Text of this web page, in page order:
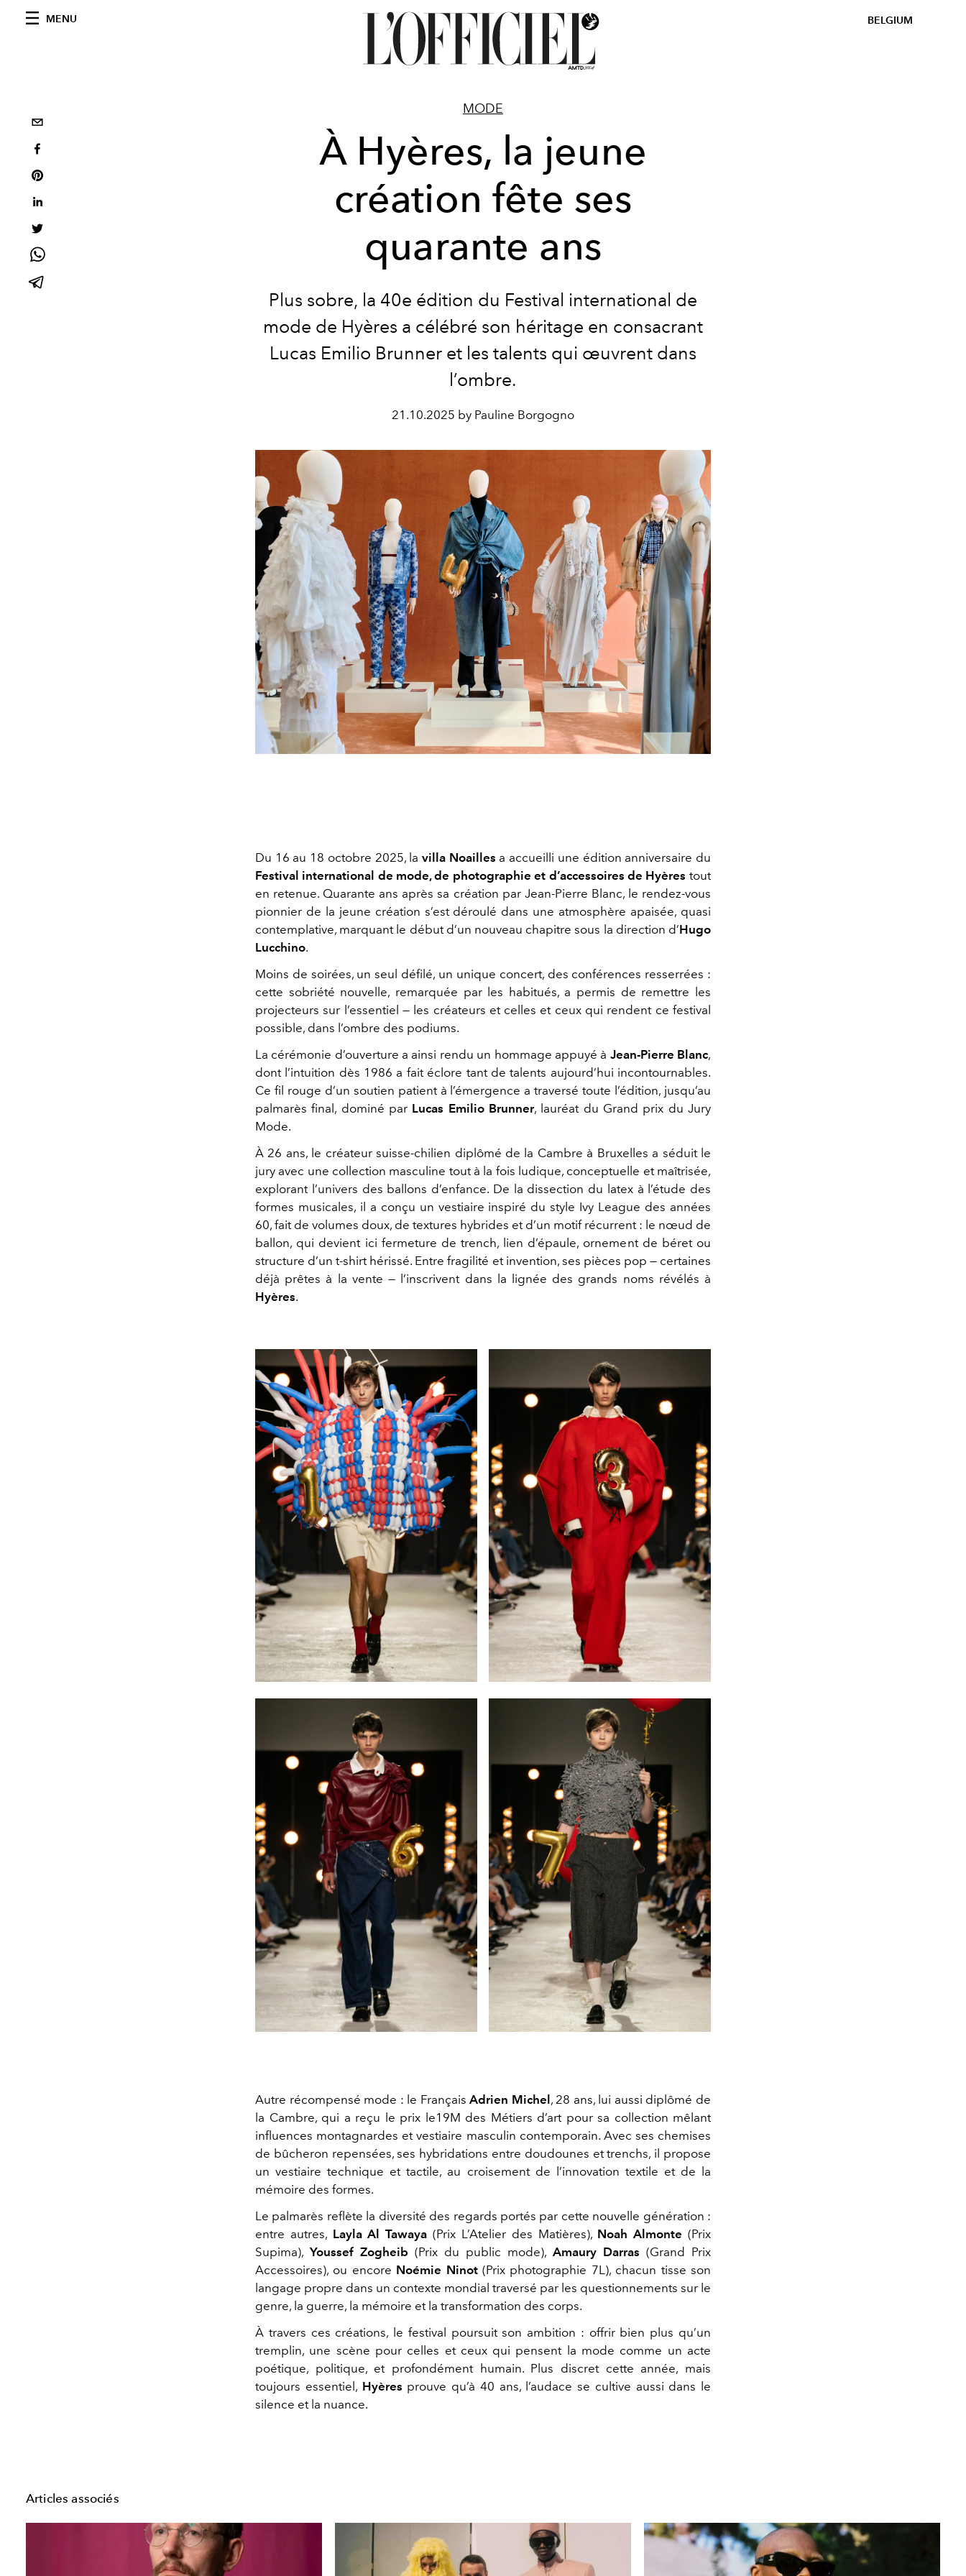
MENU BELGIUM
MODE
À Hyères, la jeune
création fête ses
quarante ans
Plus sobre, la 40e édition du Festival international de
mode de Hyères a célébré son héritage en consacrant
Lucas Emilio Brunner et les talents qui œuvrent dans
l’ombre.
21.10.2025 by Pauline Borgogno
Du 16 au 18 octobre 2025, la villa Noailles a accueilli une édition anniversaire du
Festival international de mode, de photographie et d’accessoires de Hyères tout
en retenue. Quarante ans après sa création par Jean-Pierre Blanc, le rendez-vous
pionnier de la jeune création s’est déroulé dans une atmosphère apaisée, quasi
contemplative, marquant le début d’un nouveau chapitre sous la direction d’Hugo
Lucchino.
Moins de soirées, un seul défilé, un unique concert, des conférences resserrées :
cette sobriété nouvelle, remarquée par les habitués, a permis de remettre les
projecteurs sur l’essentiel — les créateurs et celles et ceux qui rendent ce festival
possible, dans l’ombre des podiums.
La cérémonie d’ouverture a ainsi rendu un hommage appuyé à Jean-Pierre Blanc,
dont l’intuition dès 1986 a fait éclore tant de talents aujourd’hui incontournables.
Ce fil rouge d’un soutien patient à l’émergence a traversé toute l’édition, jusqu’au
palmarès final, dominé par Lucas Emilio Brunner, lauréat du Grand prix du Jury
Mode.
À 26 ans, le créateur suisse-chilien diplômé de la Cambre à Bruxelles a séduit le
jury avec une collection masculine tout à la fois ludique, conceptuelle et maîtrisée,
explorant l’univers des ballons d’enfance. De la dissection du latex à l’étude des
formes musicales, il a conçu un vestiaire inspiré du style Ivy League des années
60, fait de volumes doux, de textures hybrides et d’un motif récurrent : le nœud de
ballon, qui devient ici fermeture de trench, lien d’épaule, ornement de béret ou
structure d’un t-shirt hérissé. Entre fragilité et invention, ses pièces pop — certaines
déjà prêtes à la vente — l’inscrivent dans la lignée des grands noms révélés à
Hyères.
Autre récompensé mode : le FrançaisAdrien Michel , 28 ans, lui aussi diplômé de
la Cambre, qui a reçu le prix le19M des Métiers d’art pour sa collection mêlant
influences montagnardes et vestiaire masculin contemporain. Avec ses chemises
de bûcheron repensées, ses hybridations entre doudounes et trenchs, il propose
un vestiaire technique et tactile, au croisement de l’innovation textile et de la
mémoire des formes.
Le palmarès reflète la diversité des regards portés par cette nouvelle génération :
entre autres, Layla Al Tawaya (Prix L’Atelier des Matières), Noah Almonte(Prix
Supima), Youssef Zogheib (Prix du public mode), Amaury Darras (Grand Prix
Accessoires), ou encore Noémie Ninot(Prix photographie 7L), chacun tisse son
langage propre dans un contexte mondial traversé par les questionnements sur le
genre, la guerre, la mémoire et la transformation des corps.
À travers ces créations, le festival poursuit son ambition : offrir bien plus qu’un
tremplin, une scène pour celles et ceux qui pensent la mode comme un acte
poétique, politique, et profondément humain. Plus discret cette année, mais
toujours essentiel, Hyères prouve qu’à 40 ans, l’audace se cultive aussi dans le
silence et la nuance.
Articles associés